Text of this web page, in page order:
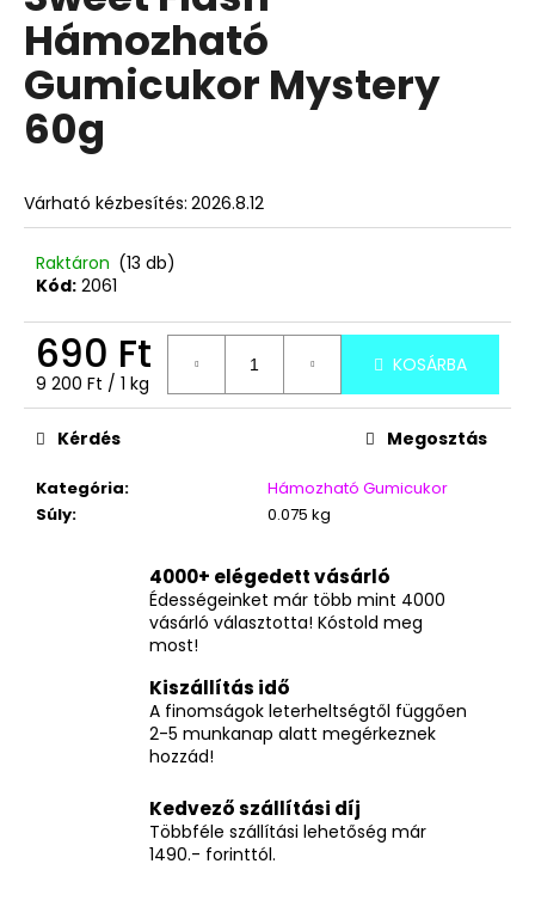
5-
ből
5,0
csillag.
Hámozható
Gumicukor Mystery
60g
Várható kézbesítés: 2026.8.12
Raktáron (13 db)
Kód: 2061
690 Ft
Egységár:
9 200 Ft / 1 kg
KOSÁRBA
Kategória:
Hámozható Gumicukor
Súly: 0.075 kg
Kérdés Megosztás
4000+ elégedett vásárló
Édességeinket már több mint 4000
vásárló választotta! Kóstold meg
most!
Kiszállítás idő
A finomságok leterheltségtől függően
2-5 munkanap alatt megérkeznek
hozzád!
Kedvező szállítási díj
Többféle szállítási lehetőség már
1490.- forinttól.
A
j
á
n
j
u
k
SMOKY
GUM
CIGIRÁGÓ
35G
390
Ft